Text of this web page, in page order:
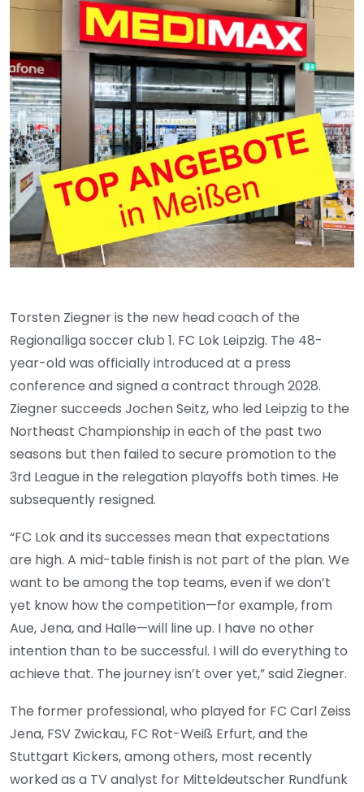
Torsten Ziegner is the new head coach of the
Regionalliga soccer club 1. FC Lok Leipzig. The 48-
year-old was officially introduced at a press
conference and signed a contract through 2028.
Ziegner succeeds Jochen Seitz, who led Leipzig to the
Northeast Championship in each of the past two
seasons but then failed to secure promotion to the
3rd League in the relegation playoffs both times. He
subsequently resigned.
“FC Lok and its successes mean that expectations
are high. A mid-table finish is not part of the plan. We
want to be among the top teams, even if we don’t
yet know how the competition—for example, from
Aue, Jena, and Halle—will line up. I have no other
intention than to be successful. I will do everything to
achieve that. The journey isn’t over yet,” said Ziegner.
The former professional, who played for FC Carl Zeiss
Jena, FSV Zwickau, FC Rot-Weiß Erfurt, and the
Stuttgart Kickers, among others, most recently
worked as a TV analyst for Mitteldeutscher Rundfunk